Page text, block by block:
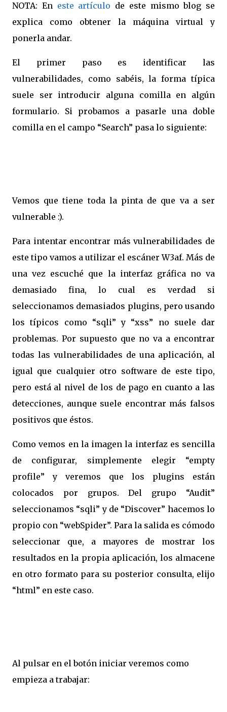
NOTA: En este artículo de este mismo blog se
explica como obtener la máquina virtual y
ponerla andar.
El primer paso es identificar las
vulnerabilidades, como sabéis, la forma típica
suele ser introducir alguna comilla en algún
formulario. Si probamos a pasarle una doble
comilla en el campo “Search” pasa lo siguiente:
Vemos que tiene toda la pinta de que va a ser
vulnerable :).
Para intentar encontrar más vulnerabilidades de
este tipo vamos a utilizar el escáner W3af. Más de
una vez escuché que la interfaz gráfica no va
demasiado fina, lo cual es verdad si
seleccionamos demasiados plugins, pero usando
los típicos como “sqli” y “xss” no suele dar
problemas. Por supuesto que no va a encontrar
todas las vulnerabilidades de una aplicación, al
igual que cualquier otro software de este tipo,
pero está al nivel de los de pago en cuanto a las
detecciones, aunque suele encontrar más falsos
positivos que éstos.
Como vemos en la imagen la interfaz es sencilla
de configurar, simplemente elegir “empty
profile” y veremos que los plugins están
colocados por grupos. Del grupo “Audit”
seleccionamos “sqli” y de “Discover” hacemos lo
propio con “webSpider”. Para la salida es cómodo
seleccionar que, a mayores de mostrar los
resultados en la propia aplicación, los almacene
en otro formato para su posterior consulta, elijo
“html” en este caso.
Al pulsar en el botón iniciar veremos como
empieza a trabajar: